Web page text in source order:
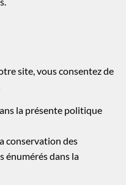
site, vous consentez de
la présente politique
conservation des
énumérés dans la